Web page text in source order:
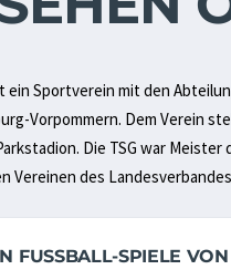
ein Sportverein mit den
Vorpommern. Dem Verein
Die TSG war
Vereinen des
FUSSBALL-SPIELE VON